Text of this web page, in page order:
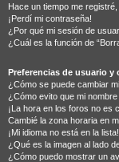
Hace un tiempo me
¡Perdí mi contraseña!
¿Por qué mi sesión de
¿Cuál es la función de
Preferencias de usuario y
¿Cómo se puede cambiar
¿Cómo evito que mi
¡La hora en los foros no es
Cambié la zona horaria en
¡Mi idioma no está en la lista!
¿Qué es la imagen al lado
¿Cómo puedo mostrar un